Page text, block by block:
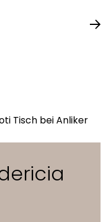
Stahlrohr
in Schweden